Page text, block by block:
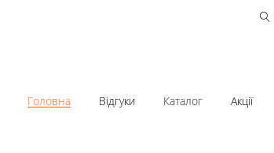
Головна Відгуки Каталог Акції